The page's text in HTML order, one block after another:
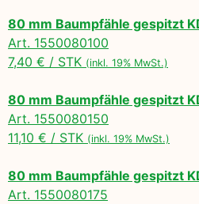
80 mm Baumpfähle gespitzt
Art. 1550080100
7,40 € / STK (inkl. 19% MwSt.)
80 mm Baumpfähle gespitzt
Art. 1550080150
11,10 € / STK (inkl. 19% MwSt.)
80 mm Baumpfähle gespitzt
Art. 1550080175